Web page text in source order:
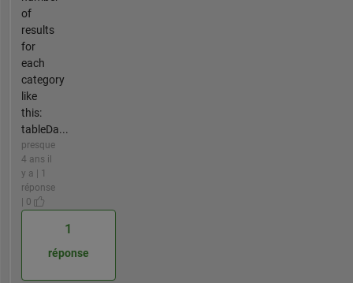
of
results
for
each
category
like
this:
tableDa...
presque
4 ans il
y a | 1
réponse
| 0
1
réponse